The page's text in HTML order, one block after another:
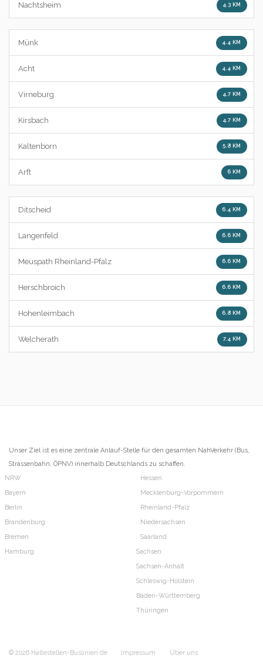
Nachtsheim 4.3 KM
Münk 4.4 KM
Acht 4.4 KM
Virneburg 4.7 KM
Kirsbach 4.7 KM
Kaltenborn 5.8 KM
Arft 6 KM
Ditscheid 6.4 KM
Langenfeld 6.6 KM
Meuspath Rheinland-Pfalz 6.6 KM
Herschbroich 6.6 KM
Hohenleimbach 6.8 KM
Welcherath 7.4 KM
Unser Ziel ist es eine zentrale Anlauf-Stelle für den gesamten NahVerkehr (Bus,
Strassenbahn, ÖPNV) innerhalb Deutschlands zu schaffen.
NRW
Bayern
Berlin
Brandenburg
Bremen
Hamburg
Hessen
Mecklenburg-Vorpommern
Rheinland-Pfalz
Niedersachsen
Saarland
Sachsen
Sachsen-Anhalt
Schleswig-Holstein
Baden-Württemberg
Thüringen
© 2026 Haltestellen-Buslinien.de Impressum Über uns